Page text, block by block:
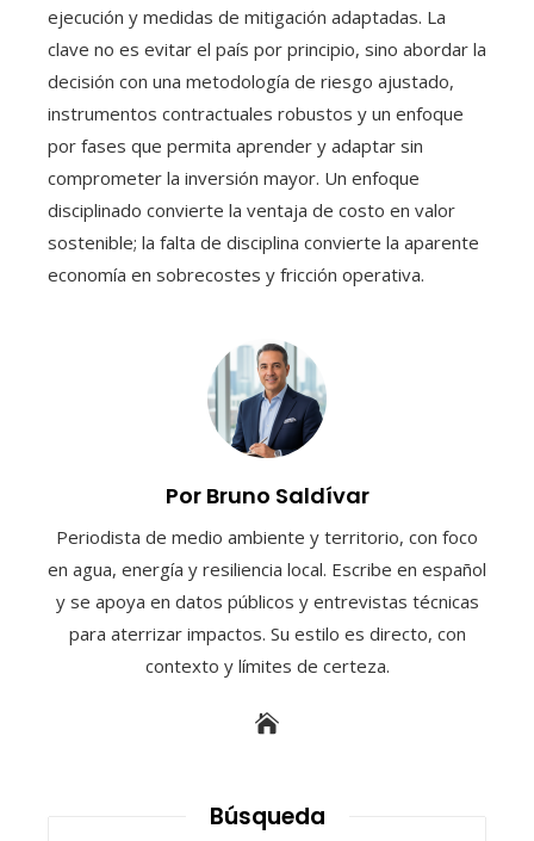
ejecución y medidas de mitigación adaptadas. La
clave no es evitar el país por principio, sino abordar la
decisión con una metodología de riesgo ajustado,
instrumentos contractuales robustos y un enfoque
por fases que permita aprender y adaptar sin
comprometer la inversión mayor. Un enfoque
disciplinado convierte la ventaja de costo en valor
sostenible; la falta de disciplina convierte la aparente
economía en sobrecostes y fricción operativa.
Por Bruno Saldívar
Periodista de medio ambiente y territorio, con foco
en agua, energía y resiliencia local. Escribe en español
y se apoya en datos públicos y entrevistas técnicas
para aterrizar impactos. Su estilo es directo, con
contexto y límites de certeza.
Búsqueda